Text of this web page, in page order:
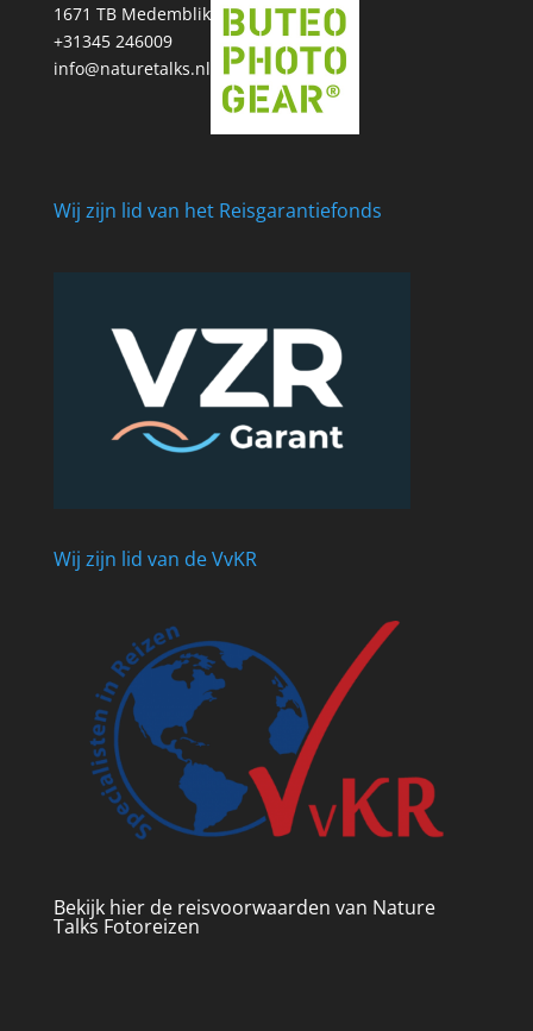
1671 TB Medemblik
+31345 246009
info@naturetalks.nl
Wij zijn lid van het Reisgarantiefonds
Wij zijn lid van de VvKR
Bekijk hier de reisvoorwaarden van Nature
Talks Fotoreizen